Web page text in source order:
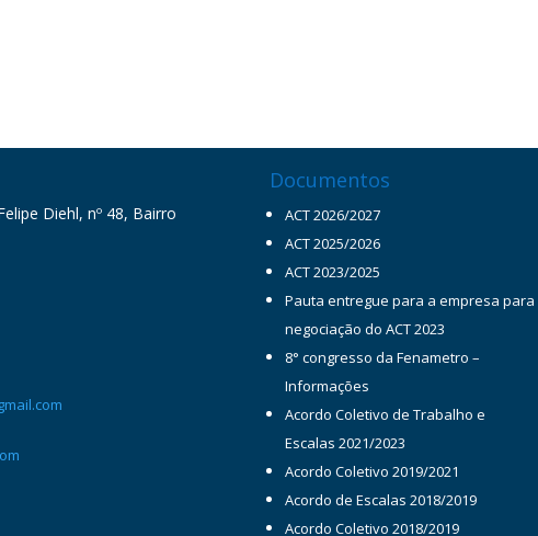
Diehl, nº 48, Bairro
Documentos
ACT 2026/2027
ACT 2025/2026
ACT 2023/2025
Pauta entregue para a empresa para
negociação do ACT 2023
8° congresso da Fenametro –
Informações
Acordo Coletivo de Trabalho e
Escalas 2021/2023
Acordo Coletivo 2019/2021
Acordo de Escalas 2018/2019
Acordo Coletivo 2018/2019